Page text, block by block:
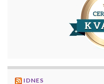
IDNES